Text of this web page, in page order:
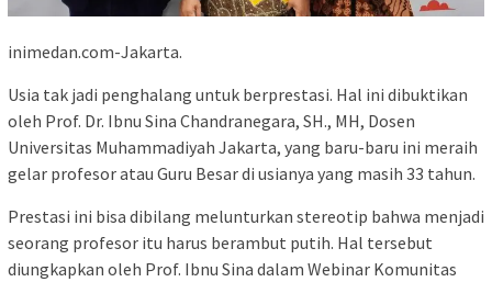
inimedan.com-Jakarta.
Usia tak jadi penghalang untuk berprestasi. Hal ini dibuktikan
oleh Prof. Dr. Ibnu Sina Chandranegara, SH., MH, Dosen
Universitas Muhammadiyah Jakarta, yang baru-baru ini meraih
gelar profesor atau Guru Besar di usianya yang masih 33 tahun.
Prestasi ini bisa dibilang melunturkan stereotip bahwa menjadi
seorang profesor itu harus berambut putih. Hal tersebut
diungkapkan oleh Prof. Ibnu Sina dalam Webinar Komunitas